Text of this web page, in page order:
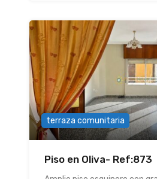
terraza comunitaria
Piso en Oliva- Ref:873